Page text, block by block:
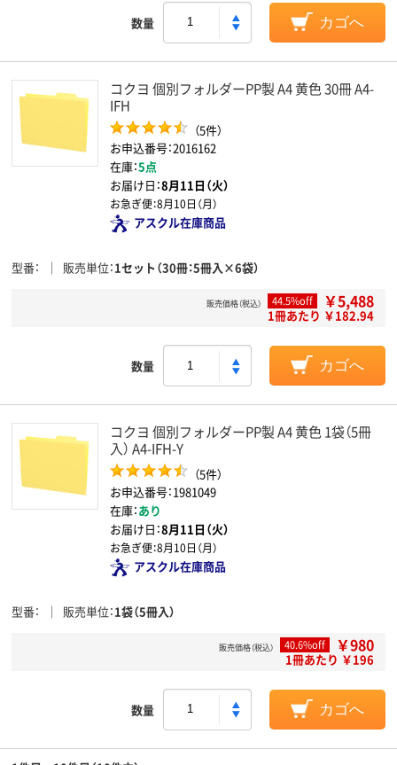
数量 カゴへ
コクヨ 個別フォルダーPP製 A4 黄色 30冊 A4-
IFH
（5件）
お申込番号：2016162
在庫：5点
お届け日：8月11日（火）
お急ぎ便：8月10日（月）
アスクル在庫商品
型番 販売単位 1セット（30冊：5冊入×6袋）
販売価格（税込） 44.5%off ￥5,488
1冊あたり ￥182.94
数量 カゴへ
コクヨ 個別フォルダーPP製 A4 黄色 1袋（5冊
入） A4-IFH-Y
（5件）
お申込番号：1981049
在庫：あり
お届け日：8月11日（火）
お急ぎ便：8月10日（月）
アスクル在庫商品
型番 販売単位 1袋（5冊入）
販売価格（税込） 40.6%off ￥980
1冊あたり ￥196
数量 カゴへ